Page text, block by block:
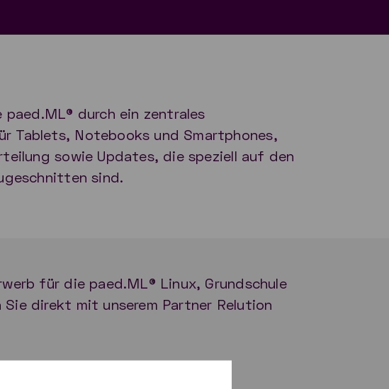
durch ein zentrales
Tablets, Notebooks und Smartphones,
sowie Updates, die speziell auf den
sind.
für die paed.ML® Linux, Grundschule
Sie direkt mit unserem Partner Relution